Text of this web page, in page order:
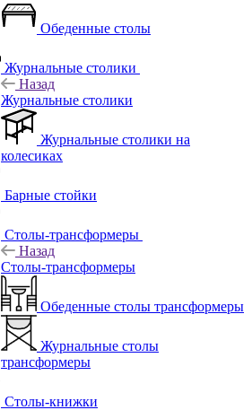
Обеденные столы
Журнальные столики
Назад
Журнальные столики
Журнальные столики на
колесиках
Барные стойки
Столы-трансформеры
Назад
Столы-трансформеры
Обеденные столы трансформеры
Журнальные столы
трансформеры
Столы-книжки